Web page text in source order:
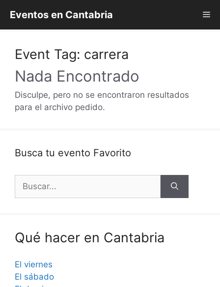
contenido
Eventos en Cantabria
Event Tag: carrera
Nada Encontrado
Disculpe, pero no se encontraron resultados
para el archivo pedido.
Busca tu evento Favorito
Buscar:
Qué hacer en Cantabria
El viernes
El sábado